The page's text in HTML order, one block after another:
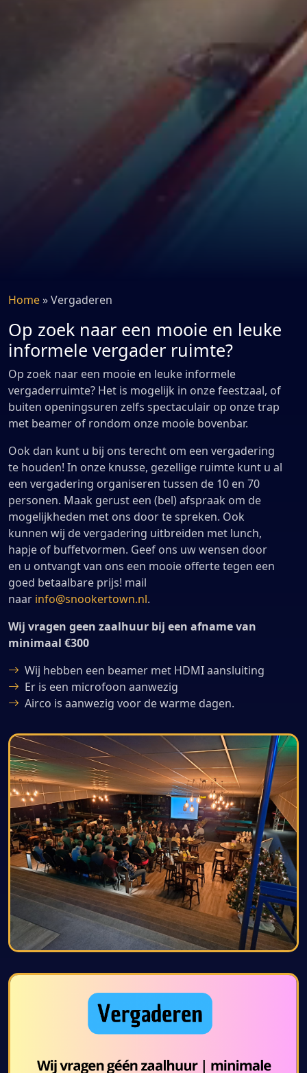
Home»Vergaderen
Op zoek naar een mooie en leuke
informele vergader ruimte?
Op zoek naar een mooie en leuke informele
vergaderruimte? Het is mogelijk in onze feestzaal, of
buiten openingsuren zelfs spectaculair op onze trap
met beamer of rondom onze mooie bovenbar.
Ook dan kunt u bij ons terecht om een vergadering
te houden! In onze knusse, gezellige ruimte kunt u al
een vergadering organiseren tussen de 10 en 70
personen. Maak gerust een (bel) afspraak om de
mogelijkheden met ons door te spreken. Ook
kunnen wij de vergadering uitbreiden met lunch,
hapje of buffetvormen. Geef ons uw wensen door
en u ontvangt van ons een mooie offerte tegen een
goed betaalbare prijs! mail
naar info@snookertown.nl.
Wij vragen geen zaalhuur bij een afname van
minimaal €300
Wij hebben een beamer met HDMI aansluiting
Er is een microfoon aanwezig
Airco is aanwezig voor de warme dagen.